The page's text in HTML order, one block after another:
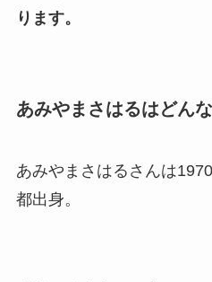
ります。
あみやまさはるはどん
あみやまさはるさんは
都出身。